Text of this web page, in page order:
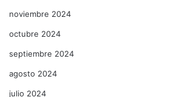
noviembre 2024
octubre 2024
septiembre 2024
agosto 2024
julio 2024